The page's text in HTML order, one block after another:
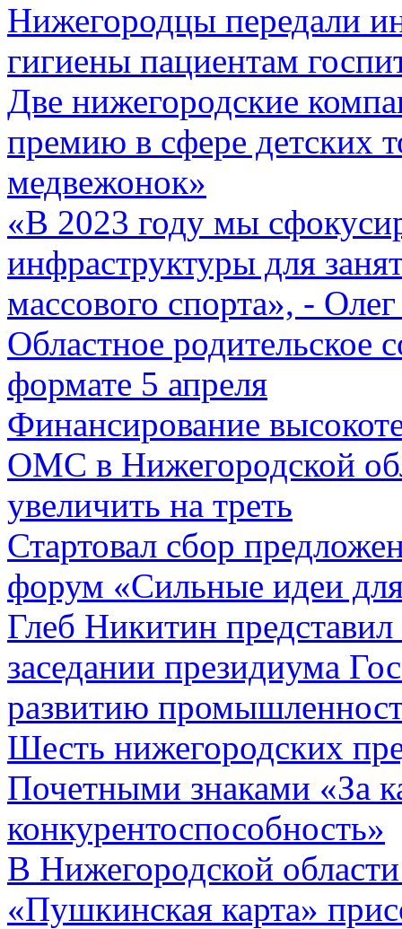
Нижегородцы передали
гигиены пациентам
Две нижегородские
премию в сфере детских
медвежонок»
«В 2023 году мы
инфраструктуры для
массового спорта», -
Областное родительское
формате 5 апреля
Финансирование
ОМС в Нижегородской
увеличить на треть
Стартовал сбор
форум «Сильные идеи
Глеб Никитин
заседании президиума
развитию
Шесть нижегородских
Почетными знаками «За
конкурентоспособность»
В Нижегородской
«Пушкинская карта»